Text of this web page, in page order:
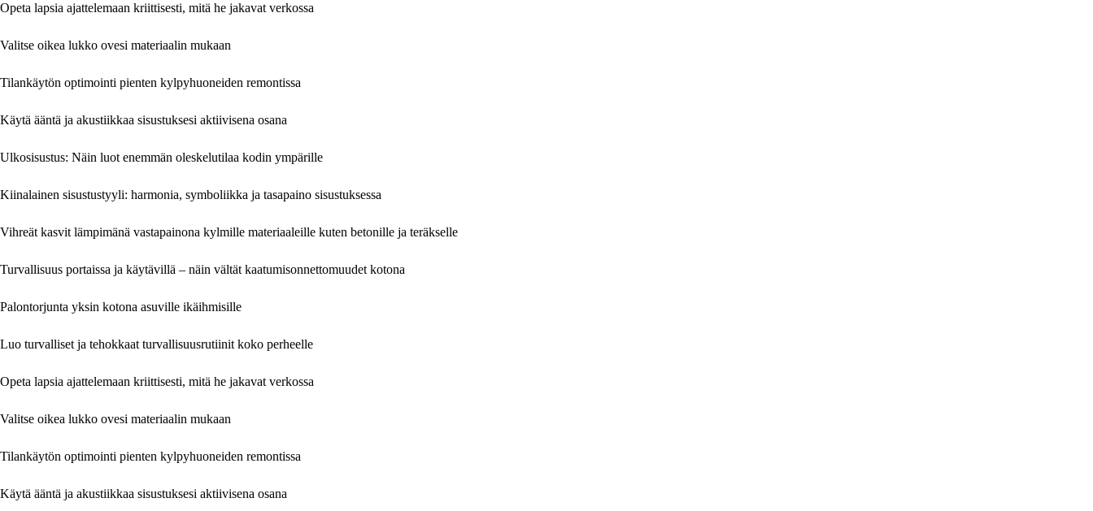
Opeta lapsia ajattelemaan kriittisesti, mitä he jakavat verkossa
Valitse oikea lukko ovesi materiaalin mukaan
Tilankäytön optimointi pienten kylpyhuoneiden remontissa
Käytä ääntä ja akustiikkaa sisustuksesi aktiivisena osana
Ulkosisustus: Näin luot enemmän oleskelutilaa kodin ympärille
Kiinalainen sisustustyyli: harmonia, symboliikka ja tasapaino sisustuksessa
Vihreät kasvit lämpimänä vastapainona kylmille materiaaleille kuten betonille ja teräkselle
Turvallisuus portaissa ja käytävillä – näin vältät kaatumisonnettomuudet kotona
Palontorjunta yksin kotona asuville ikäihmisille
Luo turvalliset ja tehokkaat turvallisuusrutiinit koko perheelle
Opeta lapsia ajattelemaan kriittisesti, mitä he jakavat verkossa
Valitse oikea lukko ovesi materiaalin mukaan
Tilankäytön optimointi pienten kylpyhuoneiden remontissa
Käytä ääntä ja akustiikkaa sisustuksesi aktiivisena osana